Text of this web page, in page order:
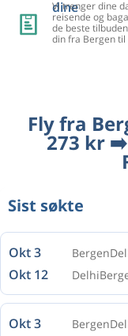
dine
Vi trenger dine
reisende og
de beste
din fra Bergen til
Fly fra
273 kr
Sist søkte
Okt 3 Bergen
Okt 12 Delhi
Okt 3 Bergen